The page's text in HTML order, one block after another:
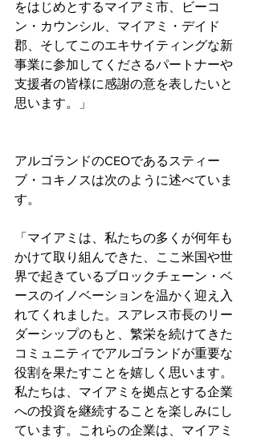
をはじめとするマイアミ市、ビーコ
ン・カウンシル、マイアミ・デイド
郡、そしてこのエキサイティングな新
事業に参加してくださるパートナーや
支援者の皆様に感謝の意を表したいと
思います。」
アルゴランドのCEOであるスティー
ブ・コキノスは次のように述べていま
す。
「マイアミは、私たちの多くが何年も
かけて取り組んできた、ここ米国や世
界で起きているブロックチェーン・ベ
ースのイノベーションを温かく迎え入
れてくれました。スアレス市長のリー
ダーシップのもと、繁栄を続けてきた
コミュニティでアルゴランドが重要な
役割を果たすことを嬉しく思います。
私たちは、マイアミを拠点とする企業
への投資を継続することを楽しみにし
ています。これらの企業は、マイアミ